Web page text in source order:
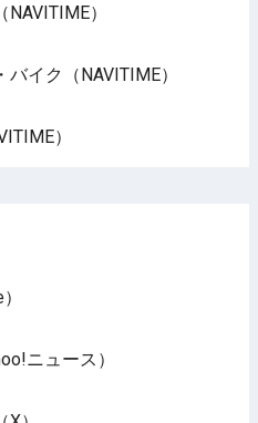
）
イク（NAVITIME）
）
ニュース）